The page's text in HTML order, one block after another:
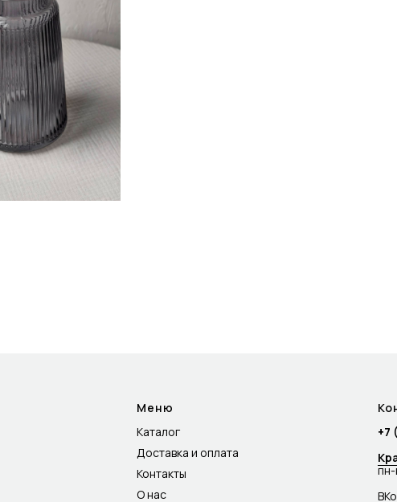
Меню
Каталог
Доставка и оплата
Контакты
О нас
+7